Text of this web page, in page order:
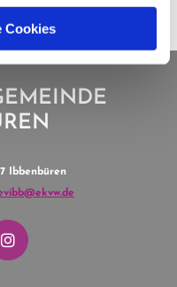
Cookies
Ibbenbüren